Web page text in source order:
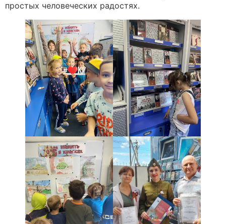
простых человеческих радостях.